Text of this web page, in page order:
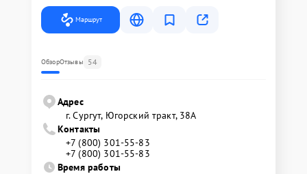
Маршрут
ОбзорОтзывы 54
Адрес
г. Сургут, Югорский тракт, 38А
Контакты
+7 (800) 301-55-83
+7 (800) 301-55-83
Время работы